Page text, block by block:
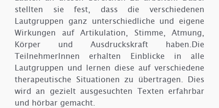
stellten sie fest, dass die verschiedenen
Lautgruppen ganz unterschiedliche und eigene
Wirkungen auf Artikulation, Stimme, Atmung,
Körper und Ausdruckskraft haben.Die
TeilnehmerInnen erhalten Einblicke in alle
Lautgruppen und lernen diese auf verschiedene
therapeutische Situationen zu übertragen. Dies
wird an gezielt ausgesuchten Texten erfahrbar
und hörbar gemacht.